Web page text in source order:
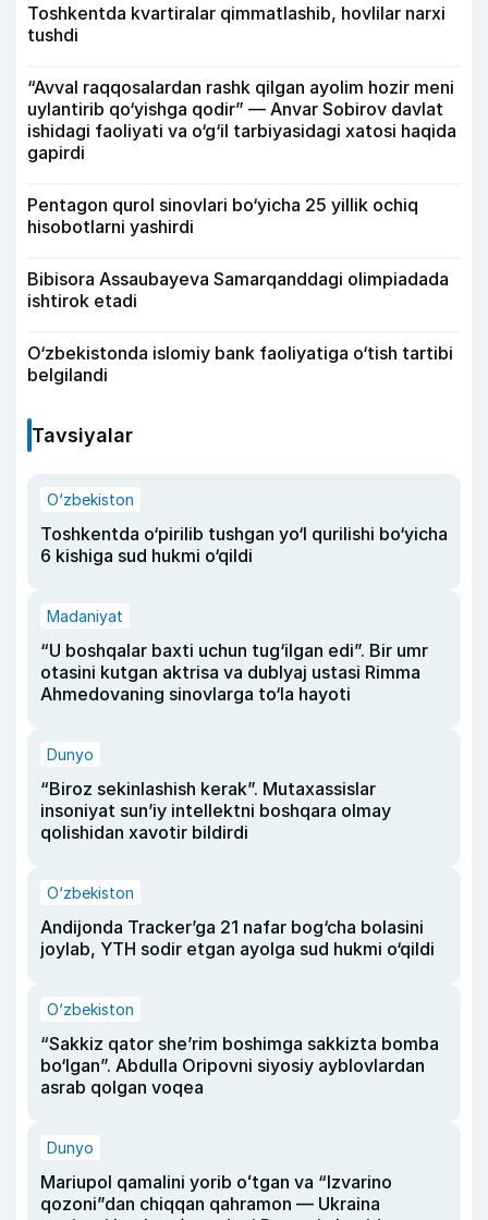
Toshkentda kvartiralar qimmatlashib, hovlilar narxi
tushdi
“Avval raqqosalardan rashk qilgan ayolim hozir meni
uylantirib qo‘yishga qodir” — Anvar Sobirov davlat
ishidagi faoliyati va o‘g‘il tarbiyasidagi xatosi haqida
gapirdi
Pentagon qurol sinovlari bo‘yicha 25 yillik ochiq
hisobotlarni yashirdi
Bibisora Assaubayeva Samarqanddagi olimpiadada
ishtirok etadi
O‘zbekistonda islomiy bank faoliyatiga o‘tish tartibi
belgilandi
Tavsiyalar
O‘zbekiston
Toshkentda o‘pirilib tushgan yo‘l qurilishi bo‘yicha
6 kishiga sud hukmi o‘qildi
Madaniyat
“U boshqalar baxti uchun tug‘ilgan edi”. Bir umr
otasini kutgan aktrisa va dublyaj ustasi Rimma
Ahmedovaning sinovlarga to‘la hayoti
Dunyo
“Biroz sekinlashish kerak”. Mutaxassislar
insoniyat sun’iy intellektni boshqara olmay
qolishidan xavotir bildirdi
O‘zbekiston
Andijonda Tracker’ga 21 nafar bog‘cha bolasini
joylab, YTH sodir etgan ayolga sud hukmi o‘qildi
O‘zbekiston
“Sakkiz qator she’rim boshimga sakkizta bomba
bo‘lgan”. Abdulla Oripovni siyosiy ayblovlardan
asrab qolgan voqea
Dunyo
Mariupol qamalini yorib oʻtgan va “Izvarino
qozoni”dan chiqqan qahramon — Ukraina